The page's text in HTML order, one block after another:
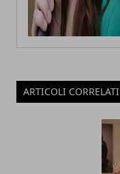
ARTICOLI CORRELATI